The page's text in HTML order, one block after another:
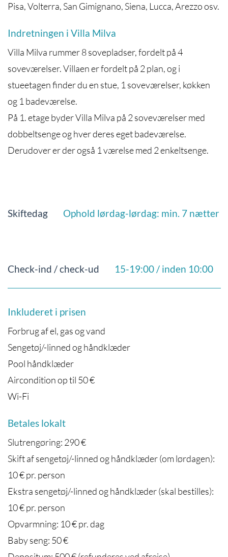
Pisa, Volterra, San Gimignano, Siena, Lucca, Arezzo osv.
Indretningen i Villa Milva
Villa Milva rummer 8 sovepladser, fordelt på 4
soveværelser. Villaen er fordelt på 2 plan, og i
stueetagen finder du en stue, 1 soveværelser, køkken
og 1 badeværelse.
På 1. etage byder Villa Milva på 2 soveværelser med
dobbeltsenge og hver deres eget badeværelse.
Derudover er der også 1 værelse med 2 enkeltsenge.
Skiftedag Ophold lørdag-lørdag: min. 7 nætter
Check-ind / check-ud 15-19:00 / inden 10:00
Inkluderet i prisen
Forbrug af el, gas og vand
Sengetøj/-linned og håndklæder
Pool håndklæder
Aircondition op til 50 €
Wi-Fi
Betales lokalt
Slutrengøring: 290 €
Skift af sengetøj/-linned og håndklæder (om lørdagen):
10 € pr. person
Ekstra sengetøj/-linned og håndklæder (skal bestilles):
10 € pr. person
Opvarmning: 10 € pr. dag
Baby seng: 50 €